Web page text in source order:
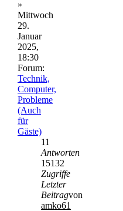
»
Mittwoch
29.
Januar
2025,
18:30
Forum:
Technik,
Computer,
Probleme
(Auch
für
Gäste)
11
Antworten
15132
Zugriffe
Letzter
Beitragvon
amko61